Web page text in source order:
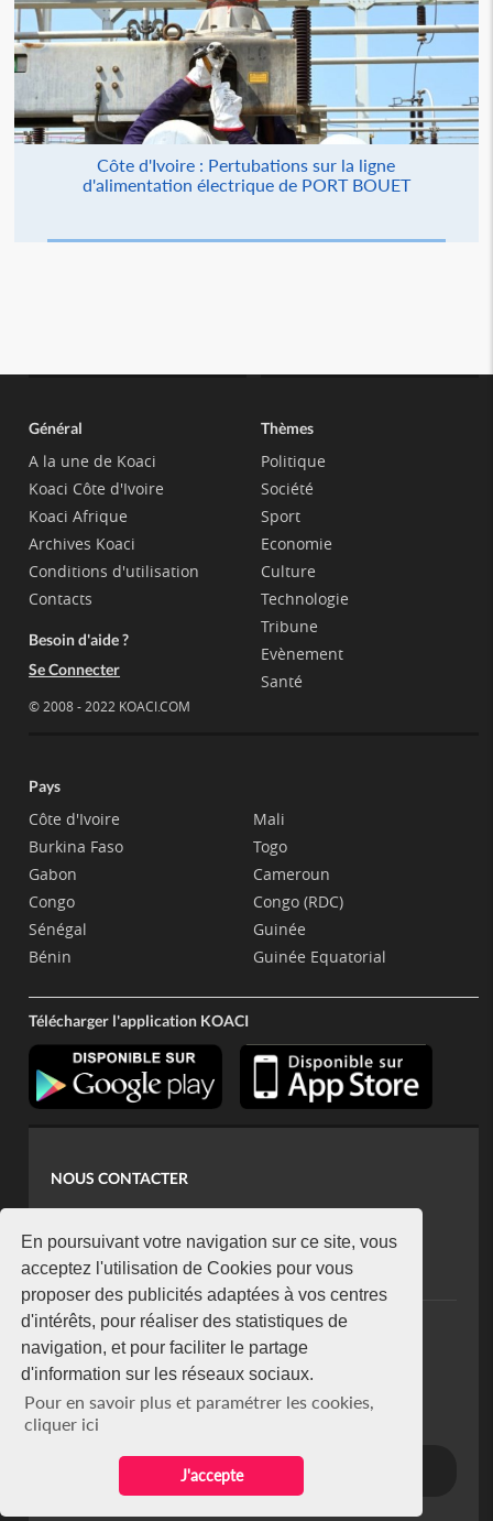
En poursuivant votre navigation sur ce site, vous
acceptez l'utilisation de Cookies pour vous
proposer des publicités adaptées à vos centres
d'intérêts, pour réaliser des statistiques de
navigation, et pour faciliter le partage
d'information sur les réseaux sociaux.
Pour en savoir plus et paramétrer les cookies,
cliquer ici
J'accepte
Côte d'Ivoire : Pertubations sur la ligne
d'alimentation électrique de PORT BOUET
Général
A la une de Koaci
Koaci Côte d'Ivoire
Koaci Afrique
Archives Koaci
Conditions d'utilisation
Contacts
Besoin d'aide ?
Se Connecter
© 2008 - 2022 KOACI.COM
Thèmes
Politique
Société
Sport
Economie
Culture
Technologie
Tribune
Evènement
Santé
Pays
Côte d'Ivoire
Burkina Faso
Gabon
Congo
Sénégal
Bénin
Mali
Togo
Cameroun
Congo (RDC)
Guinée
Guinée Equatorial
Télécharger l'application KOACI
NOUS CONTACTER
koaci@yahoo.fr
+225 07 08 85 52 93
NEWSLETTER
Restez connecté via notre newsletter
S'abonner
Se désabonner